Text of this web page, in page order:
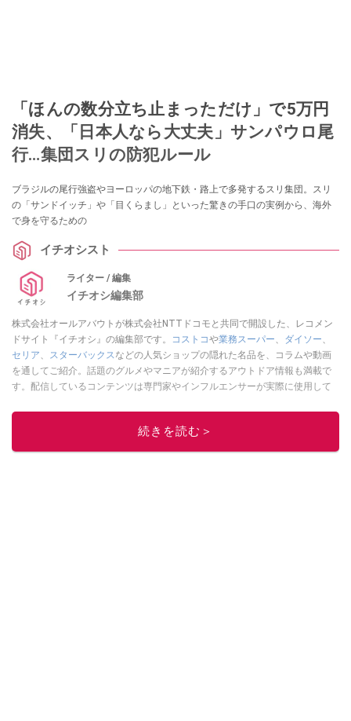
「ほんの数分立ち止まっただけ」で5万円
消失、「日本人なら大丈夫」サンパウロ尾
行…集団スリの防犯ルール
ブラジルの尾行強盗やヨーロッパの地下鉄・路上で多発するスリ集団。スリ
の「サンドイッチ」や「目くらまし」といった驚きの手口の実例から、海外
で身を守るための
イチオシスト
ライター / 編集
イチオシ編集部
株式会社オールアバウトが株式会社NTTドコモと共同で開設した、レコメン
ドサイト『イチオシ』の編集部です。
コストコや業務スーパー ダイソー
セリア
スターバックス などの人気ショップの隠れた名品を、コラムや動画
を通してご紹介。話題のグルメやマニアが紹介するアウトドア情報も満載で
す。配信しているコンテンツは専門家やインフルエンサーが実際に使用して
ニュースでフォロー
続きを読む＞